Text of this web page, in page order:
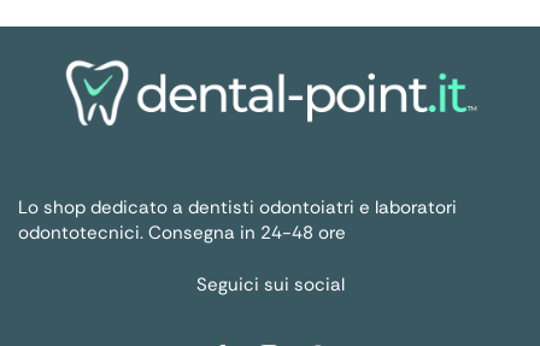
Lo shop dedicato a dentisti odontoiatri e laboratori
odontotecnici. Consegna in 24-48 ore
Seguici sui social